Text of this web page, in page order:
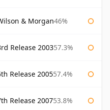
& Morgan46%
Release 200357.3%
Release 200557.4%
Release 200753.8%